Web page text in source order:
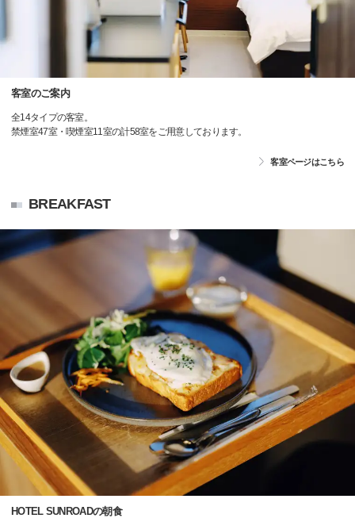
客室のご案内
全14タイプの客室。
禁煙室47室・喫煙室11室の計58室をご用意しております。
客室ページはこちら
BREAKFAST
HOTEL SUNROADの朝食